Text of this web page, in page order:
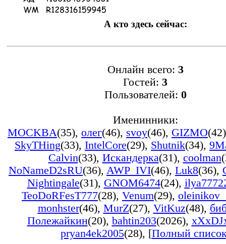
А кто здесь сейчас:
Онлайн всего: 3
Гостей: 3
Пользователей: 0
Именинники:
MOCKBA(35), олег(46), svoy(46), GIZMO(42)
SkyTHing(33), IntelCore(29), Shutnik(34),
Calvin(33), Искандерка(31), coolman
NoNameD2sRU(36), AWP_IVI(46), Luk8(36),
Nightingale(31), GNOM6474(24),
TeoDoRFesT777(28), Venum(29),
monhster(46), MurZ(27), VitKuz(48),
Полежайкин(20), bahtin203(2026),
pryan4ek2005(28), [Полный